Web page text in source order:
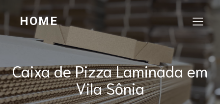
HOME
Caixa de Pizza Laminada em
Vila Sônia